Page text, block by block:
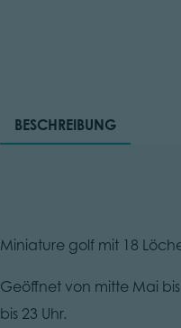
BESCHREIBUNG
Miniature golf mit 18
Geöffnet von mitte Mai
bis 23 Uhr.